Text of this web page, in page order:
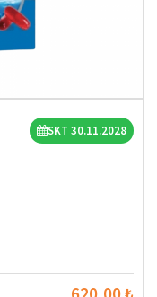
SKT 30.11.2028